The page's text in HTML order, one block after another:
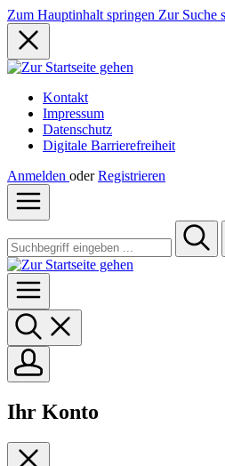
Zum Hauptinhalt springen Zur Suche
Kontakt
Impressum
Datenschutz
Digitale Barrierefreiheit
Anmelden oder Registrieren
Ihr Konto